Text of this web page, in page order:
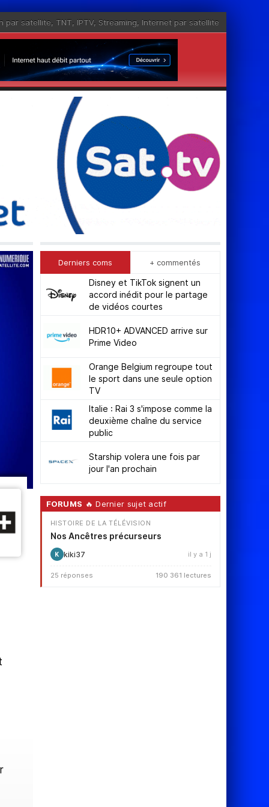
par satellite, TNT, IPTV, Streaming, Internet par satellite
Derniers coms + commentés
Disney et TikTok signent un
accord inédit pour le partage
de vidéos courtes
HDR10+ ADVANCED arrive sur
Prime Video
Orange Belgium regroupe tout
le sport dans une seule option
TV
Italie : Rai 3 s'impose comme la
deuxième chaîne du service
public
Starship volera une fois par
jour l'an prochain
FORUMS 🔥 Dernier sujet actif
HISTOIRE DE LA TÉLÉVISION
Nos Ancêtres précurseurs
K kiki37 il y a 1 j
25 réponses 190 361 lectures